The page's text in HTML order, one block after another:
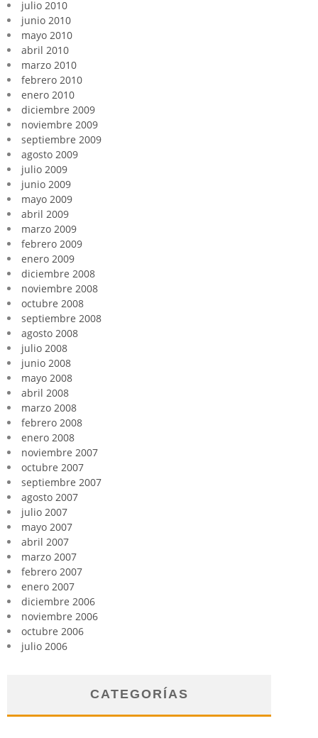
julio 2010
junio 2010
mayo 2010
abril 2010
marzo 2010
febrero 2010
enero 2010
diciembre 2009
noviembre 2009
septiembre 2009
agosto 2009
julio 2009
junio 2009
mayo 2009
abril 2009
marzo 2009
febrero 2009
enero 2009
diciembre 2008
noviembre 2008
octubre 2008
septiembre 2008
agosto 2008
julio 2008
junio 2008
mayo 2008
abril 2008
marzo 2008
febrero 2008
enero 2008
noviembre 2007
octubre 2007
septiembre 2007
agosto 2007
julio 2007
mayo 2007
abril 2007
marzo 2007
febrero 2007
enero 2007
diciembre 2006
noviembre 2006
octubre 2006
julio 2006
CATEGORÍAS